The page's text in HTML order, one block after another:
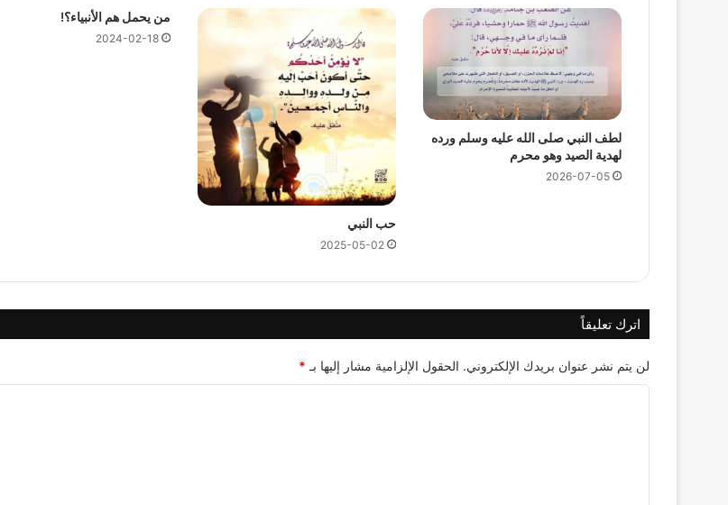
لطف النبي صلى الله عليه وسلم ورده
لهدية الصيد وهو محرم
2026-07-05
حب النبي
2025-05-02
من يحمل هم الأنبياء؟!
2024-02-18
اترك تعليقاً
لن يتم نشر عنوان بريدك الإلكتروني. الحقول الإلزامية مشار إليها بـ *